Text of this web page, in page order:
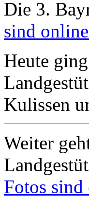
Die 3.
sind
Heute
Kulissen
Weiter
Fotos